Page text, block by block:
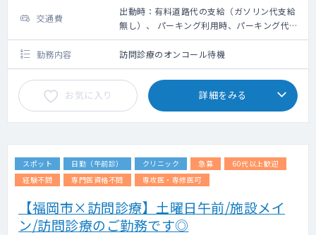
交通費
出動時：有料道路代の支給（ガソリン代支給
無し）、 パーキング利用時、パーキング代は
その場で看護師が清算します
勤務内容
訪問診療のオンコール待機
お気に入り 詳細をみる
スポット 日勤（午前診） クリニック 急募
60代以上歓迎
経験不問
専門医資格不問 専攻医・専修医可
【福岡市×訪問診療】土曜日午前/施設メイ
ン/訪問診療のご勤務です◎